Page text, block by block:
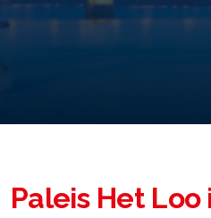
Paleis Het